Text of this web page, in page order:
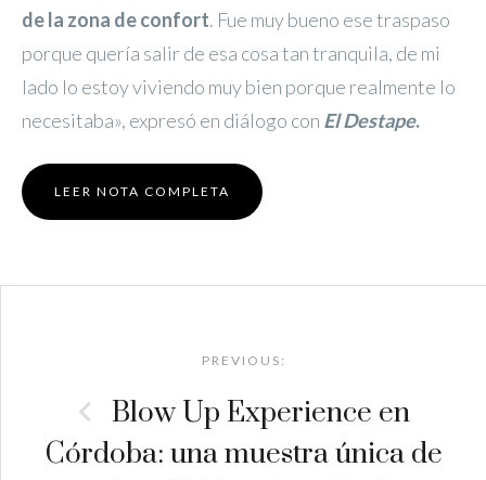
de la zona de confort. Fue muy bueno ese traspaso
porque quería salir de esa cosa tan tranquila, de mi
lado lo estoy viviendo muy bien porque realmente lo
necesitaba», expresó en diálogo con El Destape.
LEER NOTA COMPLETA
navigationPREVIOUS:
Blow Up Experience en
Córdoba: una muestra única de